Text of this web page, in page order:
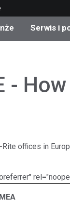
Serwis i
-
offices in